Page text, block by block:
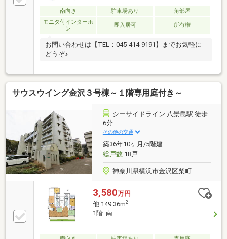
南向き 駐車場あり
角部屋
モニタ付インターホ
ン
即入居可 所有権
お問い合わせは【TEL：045‐414-9191】までお気軽に
どうぞ♪
サウスウイング金沢３号棟～１階専用庭付き～
シーサイドライン 八景島駅 徒歩
6分
その他の交通
築36年10ヶ月/5階建
総戸数18戸
神奈川県横浜市金沢区柴町
3,580万円
他 149.36m2
1階 南